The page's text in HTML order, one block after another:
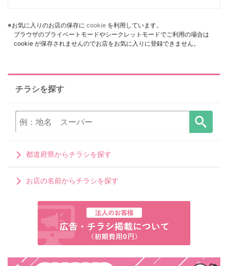
※お気に入りのお店の保存に cookie を利用しています。
ブラウザのプライベートモードやシークレットモードでご利用の場合は
cookie が保存されませんのでお店をお気に入りに登録できません。
チラシを探す
都道府県からチラシを探す
お店の名前からチラシを探す